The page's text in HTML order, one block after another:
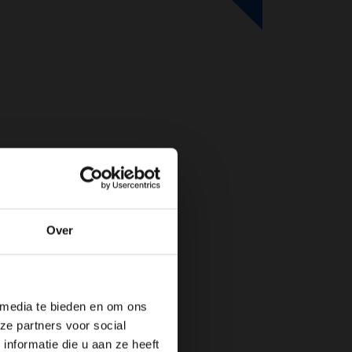
Over
te bieden en om ons
partners voor social
die u aan ze heeft